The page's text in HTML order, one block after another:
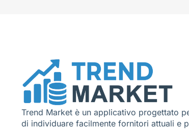
Trend Market è un applicativo progettato
di individuare facilmente fornitori attuali e